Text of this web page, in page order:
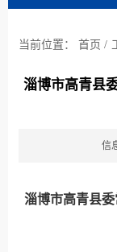
当前位置： 首页 /
淄博市高青县
信
淄博市高青县